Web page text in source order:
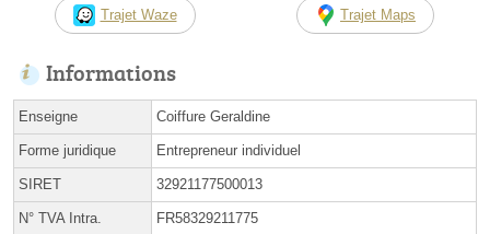
Trajet Waze Trajet Maps
Informations
Enseigne Coiffure Geraldine
Forme juridique Entrepreneur individuel
SIRET 32921177500013
N° TVA Intra. FR58329211775